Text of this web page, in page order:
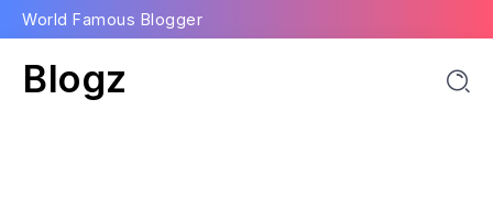
World Famous Blogger
Blogz